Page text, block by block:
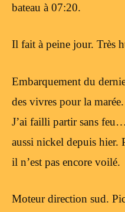
bateau à 07:20.
Il fait à peine jour. Très
Embarquement du
des vivres pour la
J’ai failli partir sans
aussi nickel depuis hier.
il n’est pas encore voilé.
Moteur direction sud.